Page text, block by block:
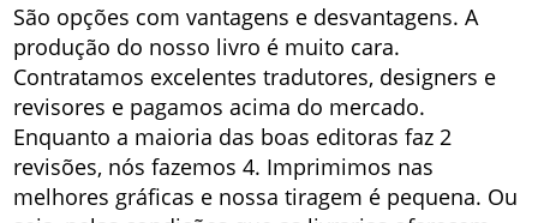
São opções com vantagens e desvantagens. A
produção do nosso livro é muito cara.
Contratamos excelentes tradutores, designers e
revisores e pagamos acima do mercado.
Enquanto a maioria das boas editoras faz 2
revisões, nós fazemos 4. Imprimimos nas
melhores gráficas e nossa tiragem é pequena. Ou